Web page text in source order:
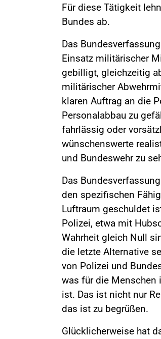
Für diese Tätigkeit
Bundes ab.
Das
Einsatz militärischer
gebilligt, gleichzeitig
militärischer
klaren Auftrag an die
Personalabbau zu
fahrlässig oder
wünschenswerte
und Bundeswehr zu
Das
den spezifischen
Luftraum geschuldet
Polizei, etwa mit
Wahrheit gleich Null
die letzte Alternative
von Polizei und
was für die Menschen
ist. Das ist nicht nur
das ist zu begrüßen.
Glücklicherweise hat